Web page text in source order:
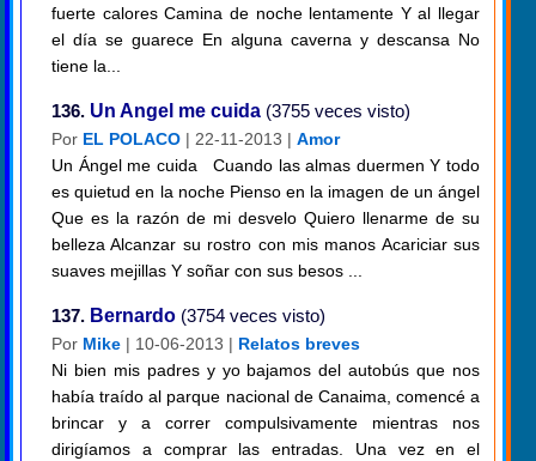
fuerte calores Camina de noche lentamente Y al llegar
el día se guarece En alguna caverna y descansa No
tiene la...
136. Un Angel me cuida (3755 veces visto)
Por EL POLACO | 22-11-2013 | Amor
Un Ángel me cuida Cuando las almas duermen Y todo
es quietud en la noche Pienso en la imagen de un ángel
Que es la razón de mi desvelo Quiero llenarme de su
belleza Alcanzar su rostro con mis manos Acariciar sus
suaves mejillas Y soñar con sus besos ...
137. Bernardo (3754 veces visto)
Por Mike | 10-06-2013 | Relatos breves
Ni bien mis padres y yo bajamos del autobús que nos
había traído al parque nacional de Canaima, comencé a
brincar y a correr compulsivamente mientras nos
dirigíamos a comprar las entradas. Una vez en el